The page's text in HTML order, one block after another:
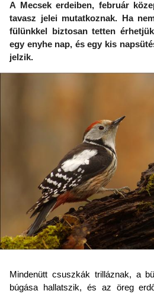
A Mecsek erdeiben, február
tavasz jelei mutatkoznak. Ha
fülünkkel biztosan tetten
egy enyhe nap, és egy kis
jelzik.
Mindenütt csuszkák trilláznak, a
búgása hallatszik, és az öreg